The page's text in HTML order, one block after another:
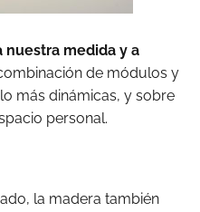
nuestra medida y a
de módulos y
más dinámicas, y sobre
personal.
la madera también